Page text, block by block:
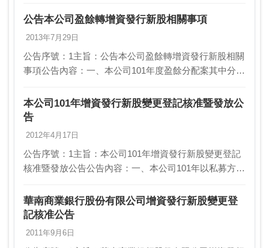
日，以該基準日股東名簿記載之股東持有…
公告本公司盈餘轉增資發行新股相關事項
2013年7月29日
公告序號：1主旨：公告本公司盈餘轉增資發行新股相關
事項公告內容：一、本公司101年度盈餘分配案其中分配
億1,000萬元轉增資發行新股，業經本公司…
本公司101年增資發行新股變更登記核准暨發放公
告
2012年4月17日
公告序號：1主旨：本公司101年增資發行新股變更登記
核准暨發放公告公告內容：一、本公司101年以私募方式
政院金融監督管理委員會101年3月15日金…
華南商業銀行股份有限公司增資發行新股變更登
記核准公告
2011年9月6日